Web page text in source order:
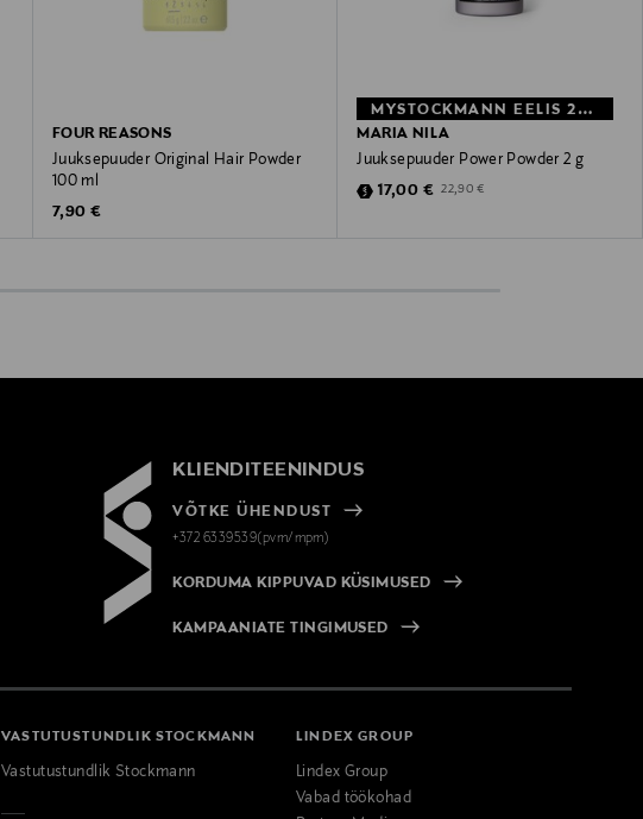
FOUR REASONS
Juuksepuuder Original Hair Powder
100 ml
Original Price
7,90 €
MYSTOCKMANN EELIS 26%
MARIA NILA
Juuksepuuder Power Powder 2 g
Discounted Price
17,00 € Original Price
22,90 €
KLIENDITEENINDUS
VÕTKE ÜHENDUST
+372 6339539(pvm/mpm)
KORDUMA KIPPUVAD KÜSIMUSED
KAMPAANIATE TINGIMUSED
VASTUTUSTUNDLIK STOCKMANN
Vastutustundlik Stockmann
LINDEX GROUP
Lindex Group
Vabad töökohad